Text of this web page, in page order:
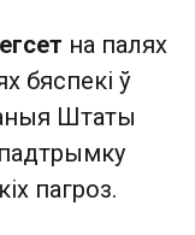
на палях
бяспекі ў
Штаты
пагроз.